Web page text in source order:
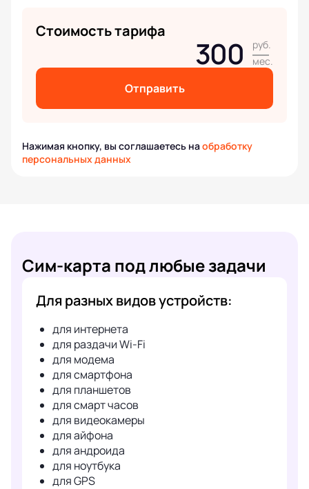
Стоимость тарифа
300
руб.
мес.
Отправить
Нажимая кнопку, вы соглашаетесь наобработку
персональных данных
Сим-карта под любые задачи
Для разных видов устройств:
для интернета
для раздачи Wi-Fi
для модема
для смартфона
для планшетов
для смарт часов
для видеокамеры
для айфона
для андроида
для ноутбука
для GPS